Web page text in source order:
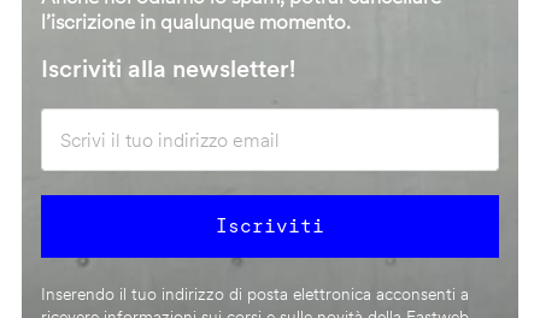
l’iscrizione in qualunque momento.
Iscriviti alla newsletter!
Inserendo il tuo indirizzo di posta elettronica acconsenti a